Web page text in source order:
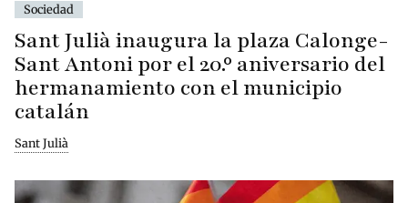
Sociedad
Sant Julià inaugura la plaza Calonge-
Sant Antoni por el 20.º aniversario del
hermanamiento con el municipio
catalán
Sant Julià